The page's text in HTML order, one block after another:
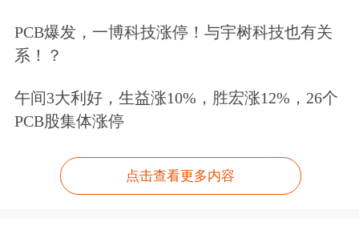
盎司、74美元/盎司。白银市场虽然维
持供不应求的格局，但核心利好动力持
续衰减，光伏行业减银、替银技术普
及，光伏用银需求增速放缓，抑制银价
上行。不过，该机构表示，黄金、白银
长期基本面支撑并未崩塌。各国央行持
PCB爆发，一博科技涨停！与宇树科技也有关
系！？
午间3大利好，生益涨10%，胜宏涨12%，26个
PCB股集体涨停
点击查看更多内容